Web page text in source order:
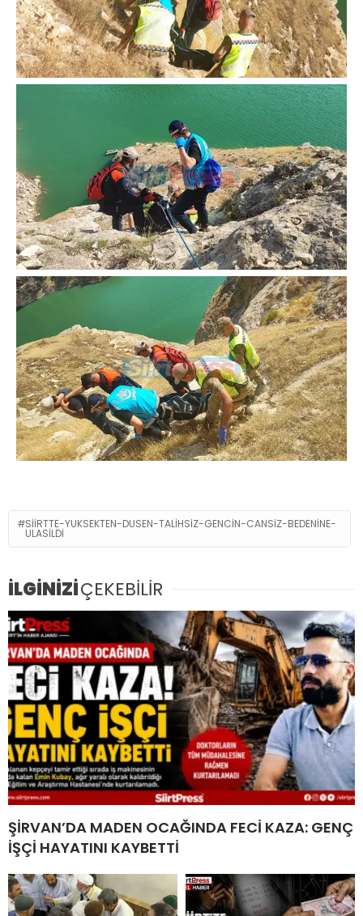
SIIRTTE-YUKSEKTEN-DUSEN-TALIHSIZ-GENCIN-CANSIZ-BEDENINE-
ULASILDI
İLGİNİZİÇEKEBİLİR
ŞİRVAN’DA MADEN OCAĞINDA FECİ KAZA: GENÇ
İŞÇİ HAYATINI KAYBETTİ